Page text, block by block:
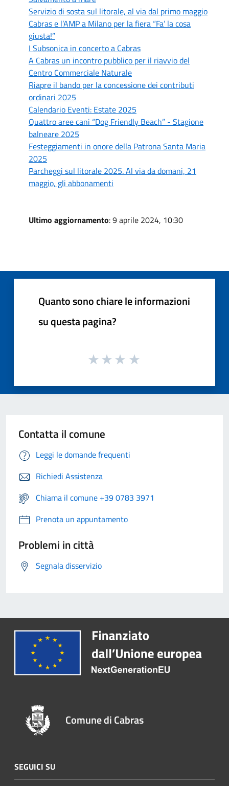
Servizio di sosta sul litorale, al via dal primo maggio
Cabras e l’AMP a Milano per la fiera “Fa’ la cosa
giusta!”
I Subsonica in concerto a Cabras
A Cabras un incontro pubblico per il riavvio del
Centro Commerciale Naturale
Riapre il bando per la concessione dei contributi
ordinari 2025
Calendario Eventi: Estate 2025
Quattro aree cani “Dog Friendly Beach” - Stagione
balneare 2025
Festeggiamenti in onore della Patrona Santa Maria
2025
Parcheggi sul litorale 2025. Al via da domani, 21
maggio, gli abbonamenti
Ultimo aggiornamento: 9 aprile 2024, 10:30
Quanto sono chiare le informazioni
su questa pagina?
Contatta il comune
Leggi le domande frequenti
Richiedi Assistenza
Chiama il comune +39 0783 3971
Prenota un appuntamento
Problemi in città
Segnala disservizio
Comune di Cabras
SEGUICI SU